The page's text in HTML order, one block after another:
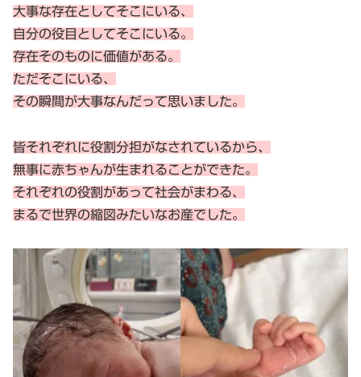
大事な存在としてそこにいる、
自分の役目としてそこにいる。
存在そのものに価値がある。
ただそこにいる、
その瞬間が大事なんだって思いました。
皆それぞれに役割分担がなされているから、
無事に赤ちゃんが生まれることができた。
それぞれの役割があって社会がまわる、
まるで世界の縮図みたいなお産でした。